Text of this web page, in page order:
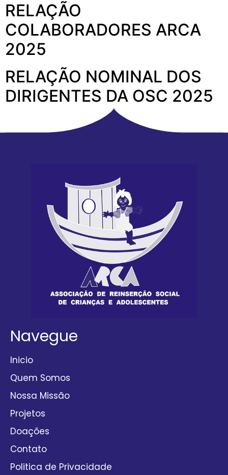
RELAÇÃO
COLABORADORES ARCA
2025
RELAÇÃO NOMINAL DOS
DIRIGENTES DA OSC 2025
Navegue
Inicio
Quem Somos
Nossa Missão
Projetos
Doações
Contato
Politica de Privacidade